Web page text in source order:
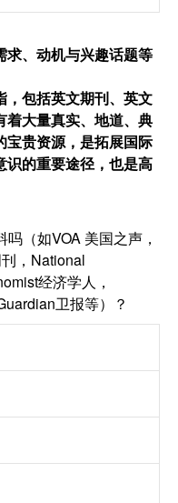
求、动机与兴趣话题等
，包括英文期刊、英文
着大量真实、地道、典
宝贵资源，是拓展国际
识的重要途径，也是高
（如VOA 美国之声，
，National
经济学人，
卫报等）？